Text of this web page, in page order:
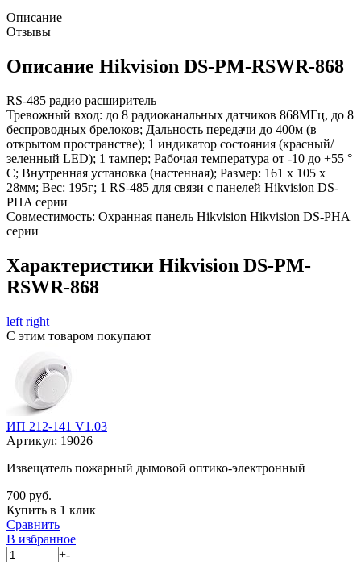
Описание
Отзывы
Описание Hikvision DS-PM-RSWR-868
RS-485 радио расширитель
Тревожный вход: до 8 радиоканальных датчиков 868МГц, до 8
беспроводных брелоков; Дальность передачи до 400м (в
открытом пространстве); 1 индикатор состояния (красный/
зеленный LED); 1 тампер; Рабочая температура от -10 до +55 °
C; Внутренная установка (настенная); Размер: 161 х 105 х
28мм; Вес: 195г; 1 RS-485 для связи с панелей Hikvision DS-
PHA серии
Совместимость: Охранная панель Hikvision Hikvision DS-PHA
серии
Характеристики Hikvision DS-PM-
RSWR-868
left right
С этим товаром покупают
ИП 212-141 V1.03
Артикул: 19026
Извещатель пожарный дымовой оптико-электронный
700 руб.
Купить в 1 клик
Сравнить
В избранное
+-